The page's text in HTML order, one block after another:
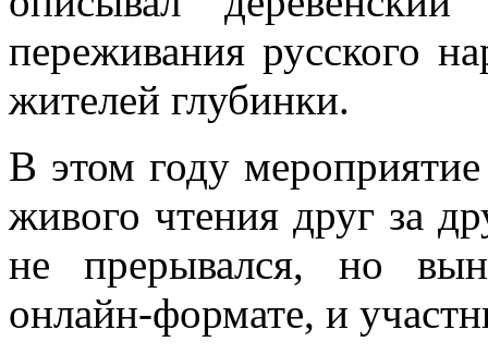
переживания русского
жителей глубинки.
В этом году
живого чтения друг за
не прерывался, но
онлайн-формате, и